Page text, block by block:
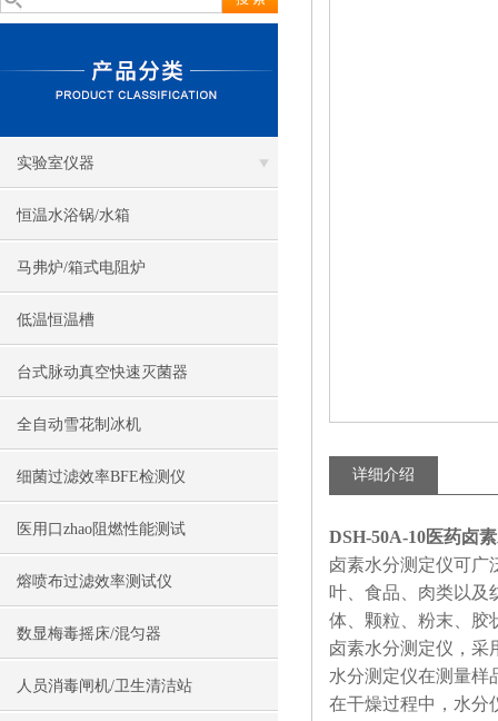
实验室仪器
恒温水浴锅/水箱
马弗炉/箱式电阻炉
低温恒温槽
台式脉动真空快速灭菌器
全自动雪花制冰机
细菌过滤效率BFE检测仪
医用口zhao阻燃性能测试
熔喷布过滤效率测试仪
数显梅毒摇床/混匀器
人员消毒闸机/卫生清洁站
详细介绍
DSH-50A-10医药卤
卤素水分测定仪可广
叶、食品、肉类以及
体、颗粒、粉末、胶
卤素水分测定仪，采
水分测定仪在测量样
在干燥过程中，水分